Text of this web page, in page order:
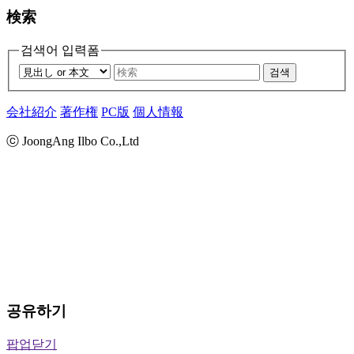
検索
검색어 입력폼
검색
会社紹介 著作権 PC版 個人情報
ⓒ JoongAng Ilbo Co.,Ltd
공유하기
팝업닫기